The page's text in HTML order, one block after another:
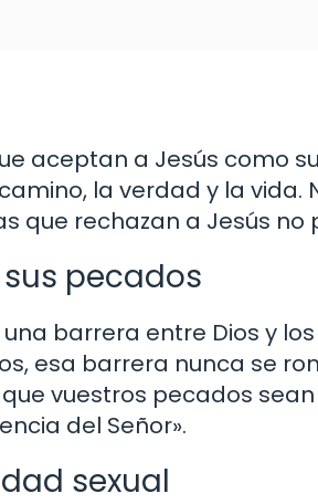
aceptan a Jesús como
camino, la verdad y la
que rechazan a Jesús
pecados
barrera entre Dios y
esa barrera nunca se
vuestros pecados
del Señor».
sexual